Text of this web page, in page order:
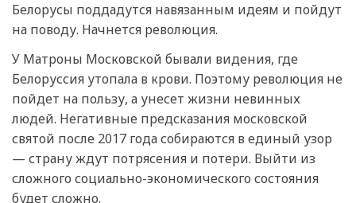
Белорусы поддадутся навязанным идеям и пойдут
на поводу. Начнется революция.
У Матроны Московской бывали видения, где
Белоруссия утопала в крови. Поэтому революция не
пойдет на пользу, а унесет жизни невинных
людей. Негативные предсказания московской
святой после 2017 года собираются в единый узор
— страну ждут потрясения и потери. Выйти из
сложного социально-экономического состояния
будет сложно.